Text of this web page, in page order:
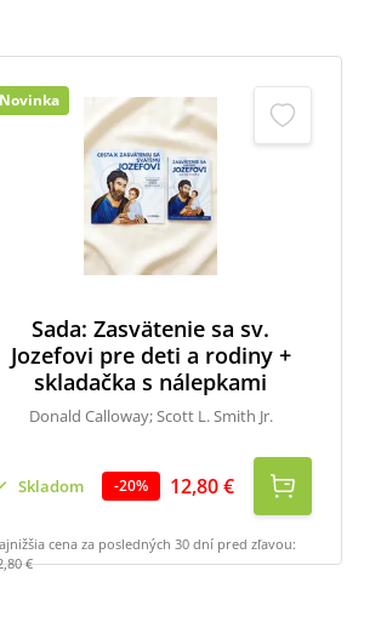
Novinka
Sada: Zasvätenie sa sv.
Jozefovi pre deti a rodiny +
skladačka s nálepkami
Donald Calloway; Scott L. Smith Jr.
Skladom -20% 12,80 €
cena za posledných 30 dní pred zľavou:
€